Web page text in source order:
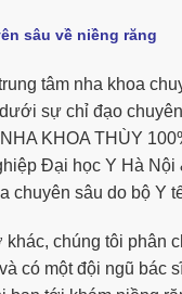
sâu về niềng răng
tâm nha khoa
sự chỉ đạo
KHOA THÙY
Đại học Y Hà Nội
chuyên sâu do bộ Y
chúng tôi phân
có một đội ngũ bác